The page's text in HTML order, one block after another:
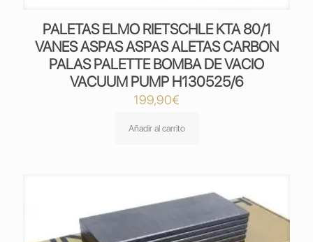
PALETAS ELMO RIETSCHLE KTA 80/1
VANES ASPAS ASPAS ALETAS CARBON
PALAS PALETTE BOMBA DE VACIO
VACUUM PUMP H130525/6
199,90€
Añadir al carrito